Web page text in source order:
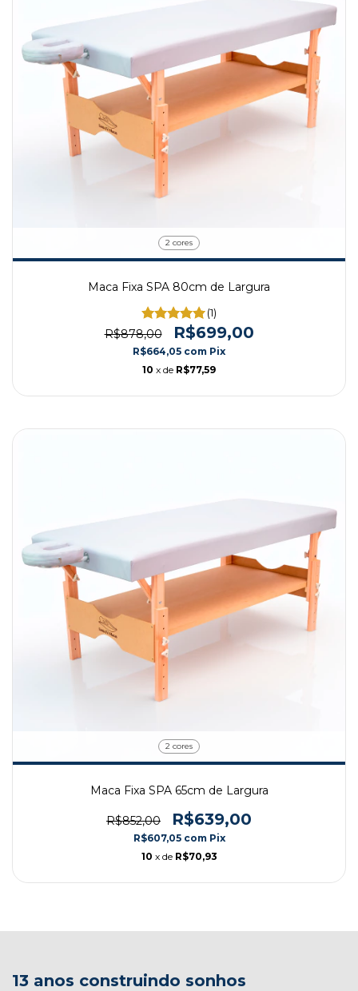
2 cores
Maca Fixa SPA 80cm de Largura
(1)
R$878,00 R$699,00
R$664,05 com Pix
10 x de R$77,59
2 cores
Maca Fixa SPA 65cm de Largura
R$852,00 R$639,00
R$607,05 com Pix
10 x de R$70,93
13 anos construindo sonhos